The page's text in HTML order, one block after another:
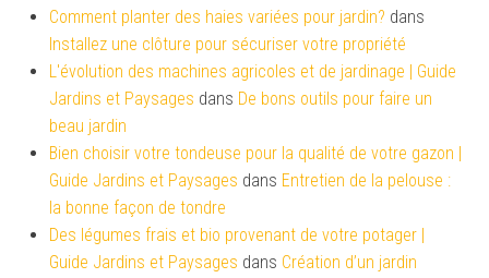
Comment planter des haies variées pour jardin? dans
Installez une clôture pour sécuriser votre propriété
L'évolution des machines agricoles et de jardinage | Guide
Jardins et Paysages dans De bons outils pour faire un
beau jardin
Bien choisir votre tondeuse pour la qualité de votre gazon |
Guide Jardins et Paysages dans Entretien de la pelouse :
la bonne façon de tondre
Des légumes frais et bio provenant de votre potager |
Guide Jardins et Paysages dans Création d’un jardin